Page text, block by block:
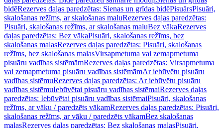
bidēRezerves daļas paredzētas: Sienas un grīdas bidēPisuārsPisuāri,
skalošanas režīms, ar skalošanas maluRezerves daļas paredzētas:
Pisuāri, skalošanas režīms, ar skalošanas maluBez vākaRezerves
daļas paredzētas: Bez vākaPisuāri, skalošanas režīms, bez
skalošanas malasRezerves daļas paredzētas: Pisuāri, skalošanas
režīms, bez skalošanas malasVirsapmetuma vai zemapmetuma
pisuāru vadības sistēmāmRezerves daļas paredzētas: Virsapmetuma
vai zemapmetuma pisuāru vadības sistēmāmAr iebūvētu pisuāru
vadības sistēmuRezerves daļas paredzētas: Ar iebūvētu pisuāru
vadības sistēmuIebūvētai pisuāru vadības sistēmaiRezerves daļas
paredzētas: Iebūvētai pisuāru vadības sistēmaiPisuāri, skalošanas
režīms, ar vāku / paredzēts vākamRezerves daļas paredzētas: Pisuāri,
skalošanas režīms, ar vāku / paredzēts vākamBez skalošanas
malasRezerves daļas paredzētas: Bez skalošanas malasPisuāri,